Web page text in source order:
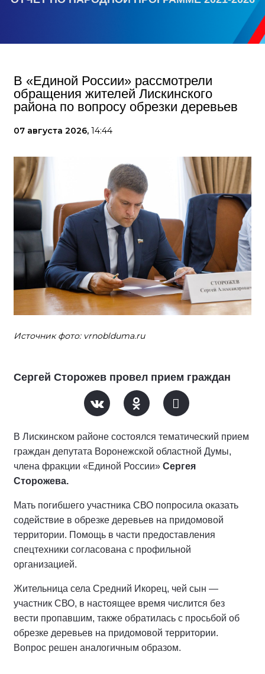
В «Единой России» рассмотрели
обращения жителей Лискинского
района по вопросу обрезки деревьев
07 августа 2026, 14:44
Источник фото: vrnoblduma.ru
Сергей Сторожев провел прием граждан
В Лискинском районе состоялся тематический прием
граждан депутата Воронежской областной Думы,
члена фракции «Единой России» Сергея
Сторожева.
Мать погибшего участника СВО попросила оказать
содействие в обрезке деревьев на придомовой
территории. Помощь в части предоставления
спецтехники согласована с профильной
организацией.
Жительница села Средний Икорец, чей сын —
участник СВО, в настоящее время числится без
вести пропавшим, также обратилась с просьбой об
обрезке деревьев на придомовой территории.
Вопрос решен аналогичным образом.